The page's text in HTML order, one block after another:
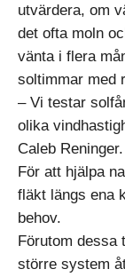
utvärdera, om
det ofta moln
vänta i flera
soltimmar med
– Vi testar
olika
Caleb Reninger.
För att hjälpa
fläkt längs ena
behov.
Förutom dessa
större system